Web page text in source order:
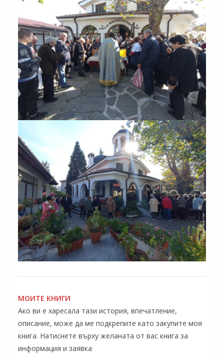
МОИТЕ КНИГИ
Ако ви е харесала тази история, впечатление,
описание, може да ме подкрепите като закупите моя
книга. Натиснете върху желаната от вас книга за
информация и заявка